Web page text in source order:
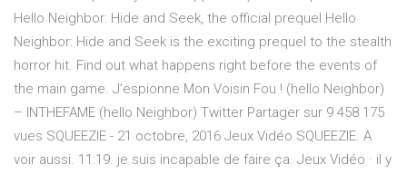
Hello Neighbor: Hide and Seek, the official prequel Hello
Neighbor: Hide and Seek is the exciting prequel to the stealth
horror hit. Find out what happens right before the events of
the main game. J’espionne Mon Voisin Fou ! (hello Neighbor)
– INTHEFAME (hello Neighbor) Twitter Partager sur 9 458 175
vues SQUEEZIE - 21 octobre, 2016 Jeux Vidéo SQUEEZIE. A
voir aussi. 11:19. je suis incapable de faire ça. Jeux Vidéo · il y